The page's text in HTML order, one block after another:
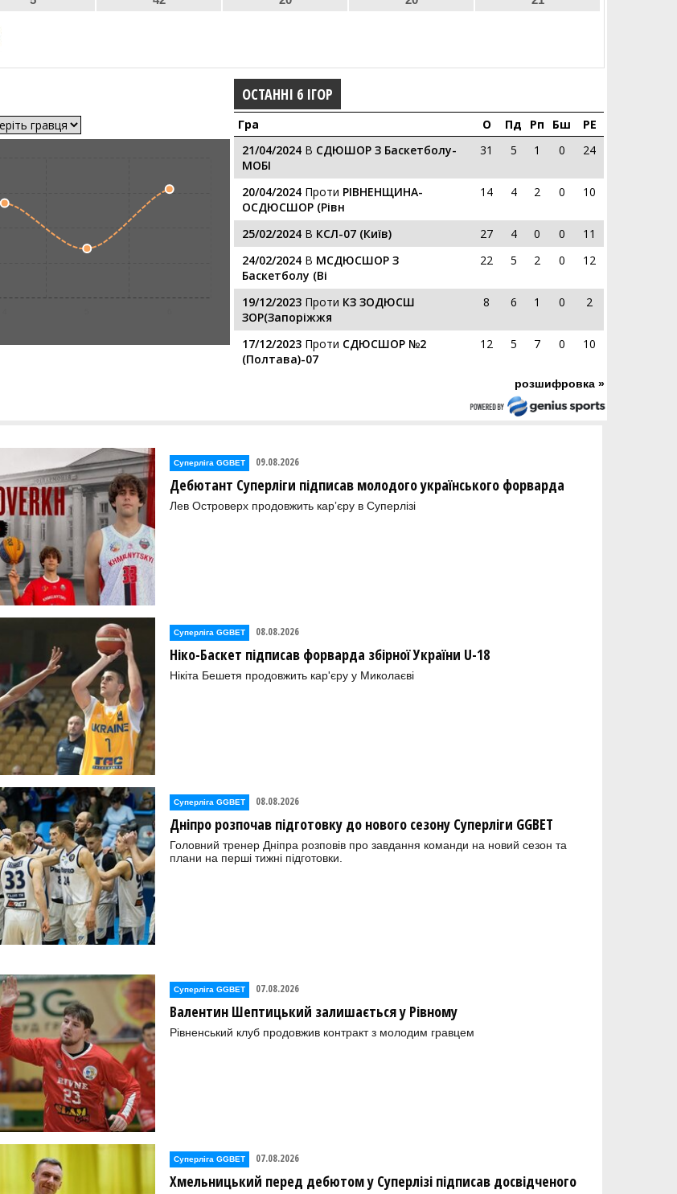
ОСТАННІ 6 ІГОР
Гра О Пд Рп Бш
РЕ
21/04/2024 В СДЮШОР З Баскетболу-
МОБІ
31 5 1 0 24
20/04/2024 Проти РІВНЕНЩИНА-
ОСДЮСШОР (Рівн
14 4 2 0 10
25/02/2024 В КСЛ-07 (Київ) 27 4 0 0
11
24/02/2024 В МСДЮСШОР З
Баскетболу (Ві
22 5 2 0 12
19/12/2023 Проти КЗ ЗОДЮСШ
ЗОР(Запоріжжя
8 6 1 0 2
17/12/2023 Проти СДЮСШОР №2
(Полтава)-07
12 5 7 0 10
розшифровка »
Суперліга GGBET 09.08.2026
Дебютант Суперліги підписав молодого українського форварда
Лев Островерх продовжить карʼєру в Суперлізі
Суперліга GGBET 08.08.2026
Ніко-Баскет підписав форварда збірної України U-18
Нікіта Бешетя продовжить кар'єру у Миколаєві
Суперліга GGBET 08.08.2026
Дніпро розпочав підготовку до нового сезону Суперліги GGBET
Головний тренер Дніпра розповів про завдання команди на новий сезон та
плани на перші тижні підготовки.
Суперліга GGBET 07.08.2026
Валентин Шептицький залишається у Рівному
Рівненський клуб продовжив контракт з молодим гравцем
Суперліга GGBET 07.08.2026
Хмельницький перед дебютом у Суперлізі підписав досвідченого